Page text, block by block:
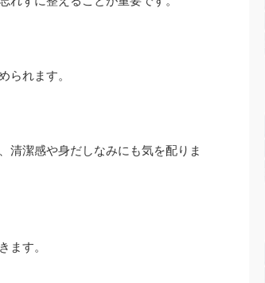
られます。
清潔感や身だしなみにも気を配りま
ます。